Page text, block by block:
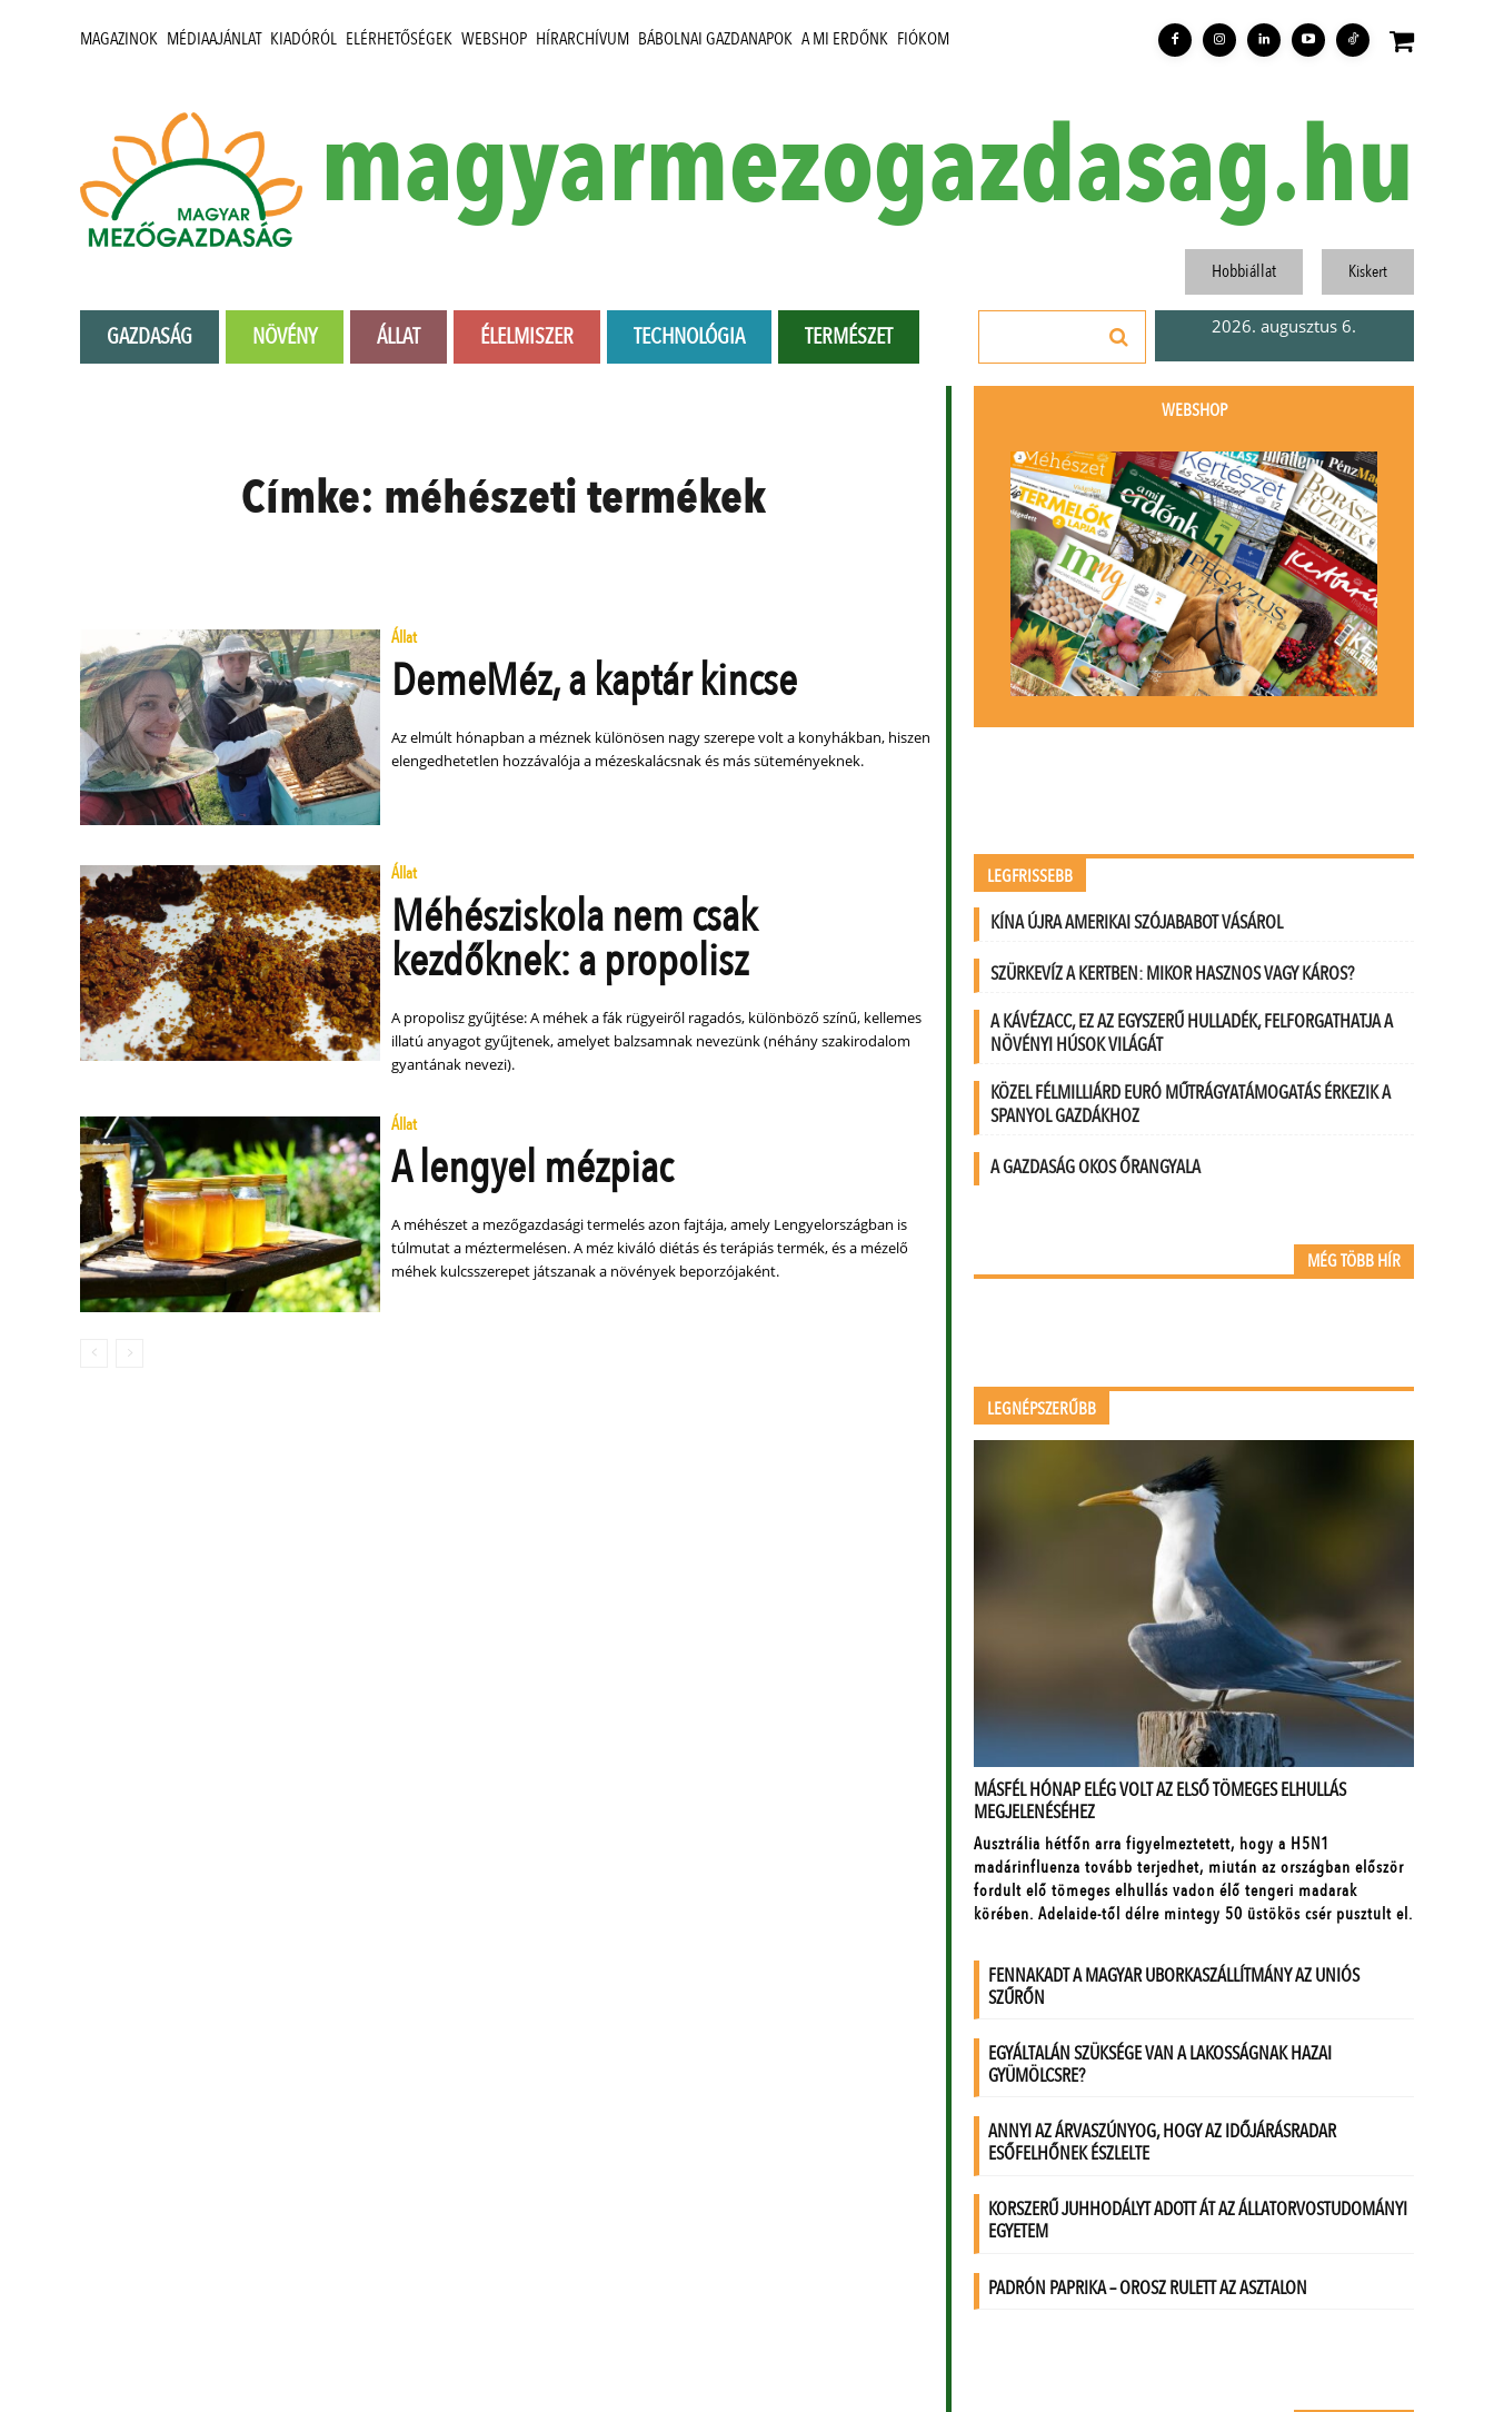
MAGAZINOK MÉDIAAJÁNLAT KIADÓRÓL ELÉRHETŐSÉGEK WEBSHOP HÍRARCHÍVUM BÁBOLNAI GAZDANAPOK A MI ERDŐNK FIÓKOM
magyarmezogazdasag.hu
GAZDASÁG NÖVÉNY ÁLLAT ÉLELMISZER TECHNOLÓGIA TERMÉSZET
Hobbiállat Kiskert
2026. augusztus 6.
Címke: méhészeti termékek
Állat
DemeMéz, a kaptár kincse
Az elmúlt hónapban a méznek különösen nagy szerepe volt a konyhákban, hiszen
elengedhetetlen hozzávalója a mézeskalácsnak és más süteményeknek.
Állat
Méhésziskola nem csak
kezdőknek: a propolisz
A propolisz gyűjtése: A méhek a fák rügyeiről ragadós, különböző színű, kellemes
illatú anyagot gyűjtenek, amelyet balzsamnak nevezünk (néhány szakirodalom
gyantának nevezi).
Állat
A lengyel mézpiac
A méhészet a mezőgazdasági termelés azon fajtája, amely Lengyelországban is
túlmutat a méztermelésen. A méz kiváló diétás és terápiás termék, és a mézelő
méhek kulcsszerepet játszanak a növények beporzójaként.
WEBSHOP
LEGFRISSEBB
KÍNA ÚJRA AMERIKAI SZÓJABABOT VÁSÁROL
SZÜRKEVÍZ A KERTBEN: MIKOR HASZNOS VAGY KÁROS?
A KÁVÉZACC, EZ AZ EGYSZERŰ HULLADÉK, FELFORGATHATJA A
NÖVÉNYI HÚSOK VILÁGÁT
KÖZEL FÉLMILLIÁRD EURÓ MŰTRÁGYATÁMOGATÁS ÉRKEZIK A
SPANYOL GAZDÁKHOZ
A GAZDASÁG OKOS ŐRANGYALA
MÉG TÖBB HÍR
LEGNÉPSZERŰBB